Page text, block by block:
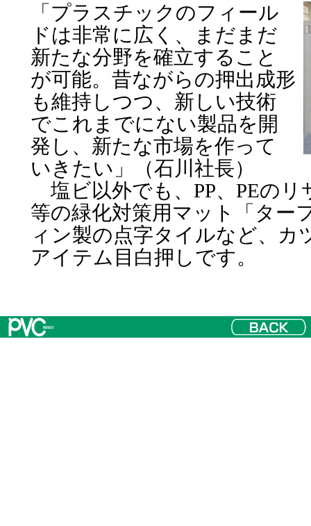
「プラスチックのフィール
ドは非常に広く、まだまだ
新たな分野を確立すること
が可能。昔ながらの押出成形
も維持しつつ、新しい技術
でこれまでにない製品を開
発し、新たな市場を作って
いきたい」（石川社長）
塩ビ以外でも、PP、PEの
等の緑化対策用マット「ター
ィン製の点字タイルなど、カ
アイテム目白押しです。